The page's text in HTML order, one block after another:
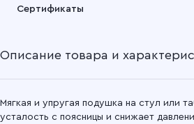
наших складов или через
Подробнее
Сертификаты
Описание товара и
Мягкая и упругая подушка на стул или
усталость с поясницы и снижает